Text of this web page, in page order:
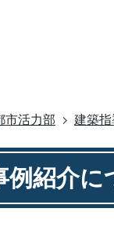
市活力部 建築指
例紹介に